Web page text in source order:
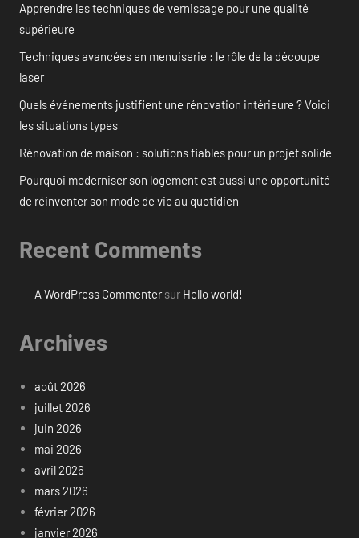
Apprendre les techniques de vernissage pour une qualité
supérieure
Techniques avancées en menuiserie : le rôle de la découpe
laser
Quels événements justifient une rénovation intérieure ? Voici
les situations types
Rénovation de maison : solutions fiables pour un projet solide
Pourquoi moderniser son logement est aussi une opportunité
de réinventer son mode de vie au quotidien
Recent Comments
A WordPress Commentersur Hello world!
Archives
août 2026
juillet 2026
juin 2026
mai 2026
avril 2026
mars 2026
février 2026
janvier 2026